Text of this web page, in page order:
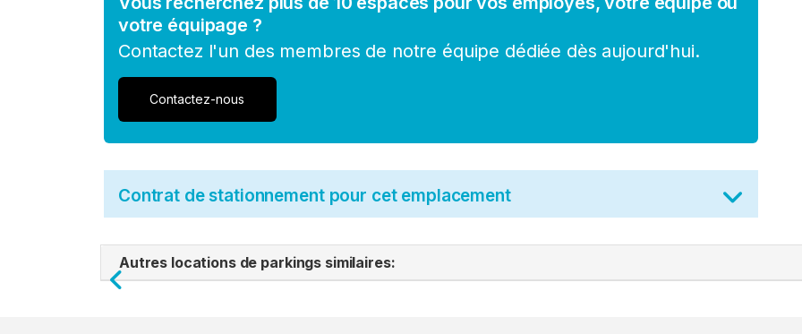
votre équipage ?
Contactez l'un des membres de notre équipe dédiée dès aujourd'hui.
Contactez-nous
Contrat de stationnement pour cet emplacement
Autres locations de parkings similaires:
Previous